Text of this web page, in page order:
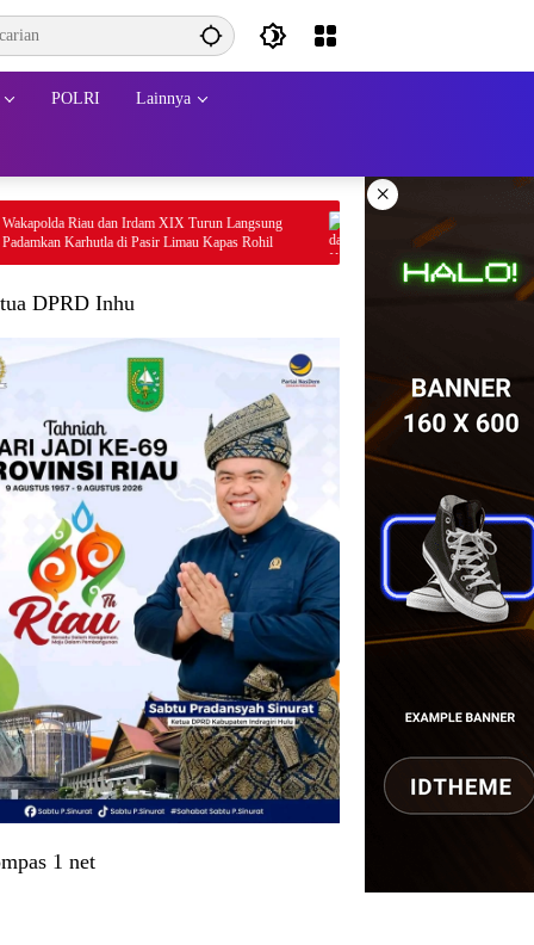
POLRI Lainnya
×
Irdam XIX Turun Langsung
Pasir Limau Kapas Rohil
Polda Kepri Ungkap 6 Kasus Narkotika
Tersangka Diamankan & Sita 402 Gram Sabu
DPRD Inhu
1 net